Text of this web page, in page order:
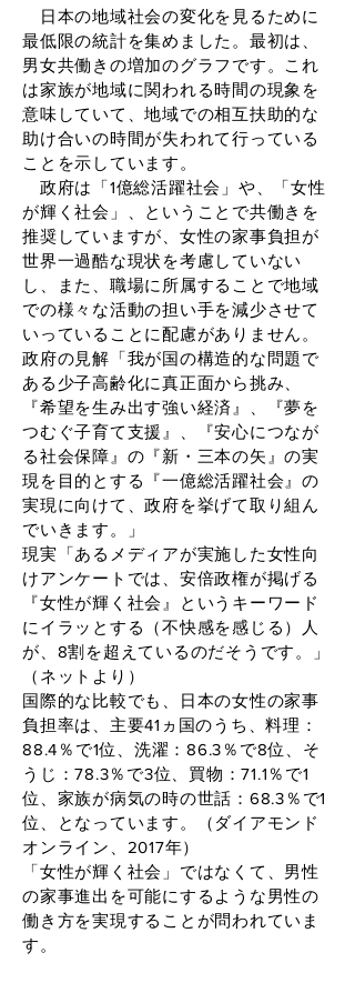
日本の地域社会の変化を見るために
最低限の統計を集めました。最初は、
男女共働きの増加のグラフです。これ
は家族が地域に関われる時間の現象を
意味していて、地域での相互扶助的な
助け合いの時間が失われて行っている
ことを示しています。
政府は「1億総活躍社会」や、「女性
が輝く社会」、ということで共働きを
推奨していますが、女性の家事負担が
世界一過酷な現状を考慮していない
し、また、職場に所属することで地域
での様々な活動の担い手を減少させて
いっていることに配慮がありません。
政府の見解「我が国の構造的な問題で
ある少子高齢化に真正面から挑み、
『希望を生み出す強い経済』、『夢を
つむぐ子育て支援』、『安心につなが
る社会保障』の『新・三本の矢』の実
現を目的とする『一億総活躍社会』の
実現に向けて、政府を挙げて取り組ん
でいきます。」
現実「あるメディアが実施した女性向
けアンケートでは、安倍政権が掲げる
『女性が輝く社会』というキーワード
にイラッとする（不快感を感じる）人
が、8割を超えているのだそうです。」
（ネットより）
国際的な比較でも、日本の女性の家事
負担率は、主要41ヵ国のうち、料理：
88.4％で1位、洗濯：86.3％で8位、そ
うじ：78.3％で3位、買物：71.1％で1
位、家族が病気の時の世話：68.3％で1
位、となっています。（ダイアモンド
オンライン、2017年）
「女性が輝く社会」ではなくて、男性
の家事進出を可能にするような男性の
働き方を実現することが問われていま
す。